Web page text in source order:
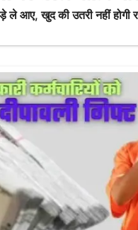
आए, खुद की उतरी नहीं होगी